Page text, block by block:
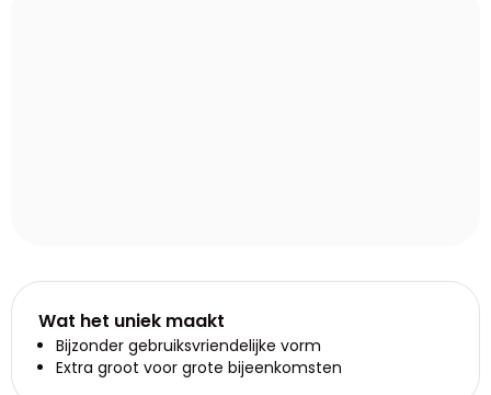
Wat het uniek maakt
Bijzonder gebruiksvriendelijke vorm
Extra groot voor grote bijeenkomsten